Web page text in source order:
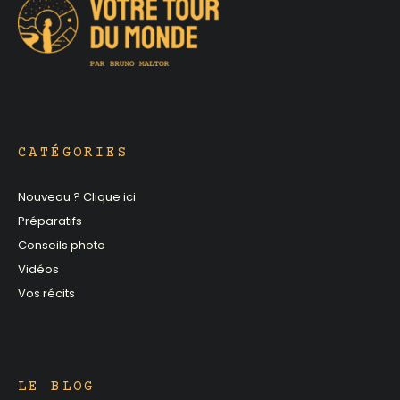
CATÉGORIES
Nouveau ? Clique ici
Préparatifs
Conseils photo
Vidéos
Vos récits
LE BLOG